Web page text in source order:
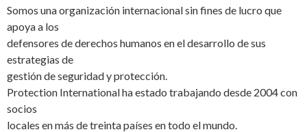
Somos una organización internacional sin fines de lucro que
apoya a los
defensores de derechos humanos en el desarrollo de sus
estrategias de
gestión de seguridad y protección.
Protection International ha estado trabajando desde 2004 con
socios
locales en más de treinta países en todo el mundo.